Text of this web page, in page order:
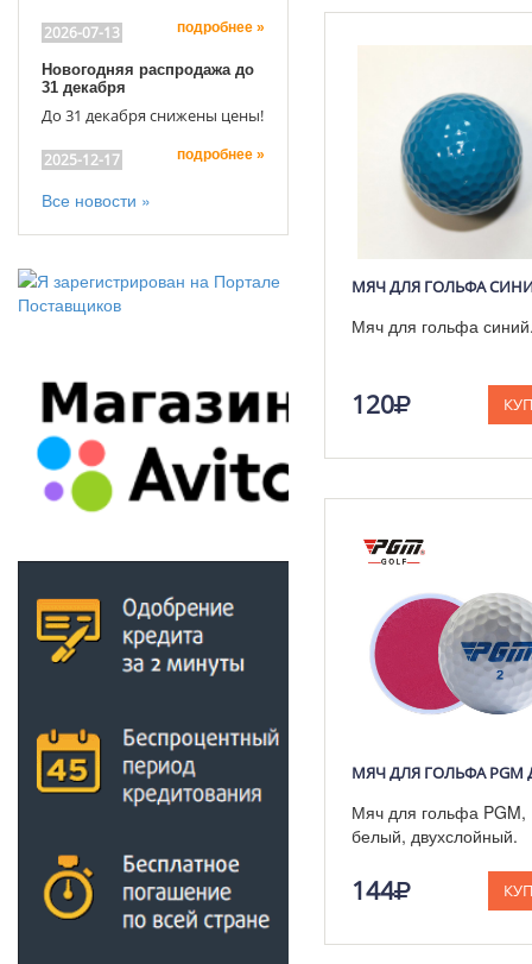
2026-07-13 подробнее »
Новогодняя распродажа до
31 декабря
До 31 декабря снижены цены!
2025-12-17 подробнее »
Все новости »
МЯЧ ДЛЯ ГОЛЬФА
Мяч для гольфа
120
Мяч для гольфа PGM,
белый, двухслойный.
144